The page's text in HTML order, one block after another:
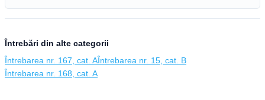
Întrebări din alte categorii
Întrebarea nr. 167, cat. AÎntrebarea nr. 15, cat. B
Întrebarea nr. 168, cat. A